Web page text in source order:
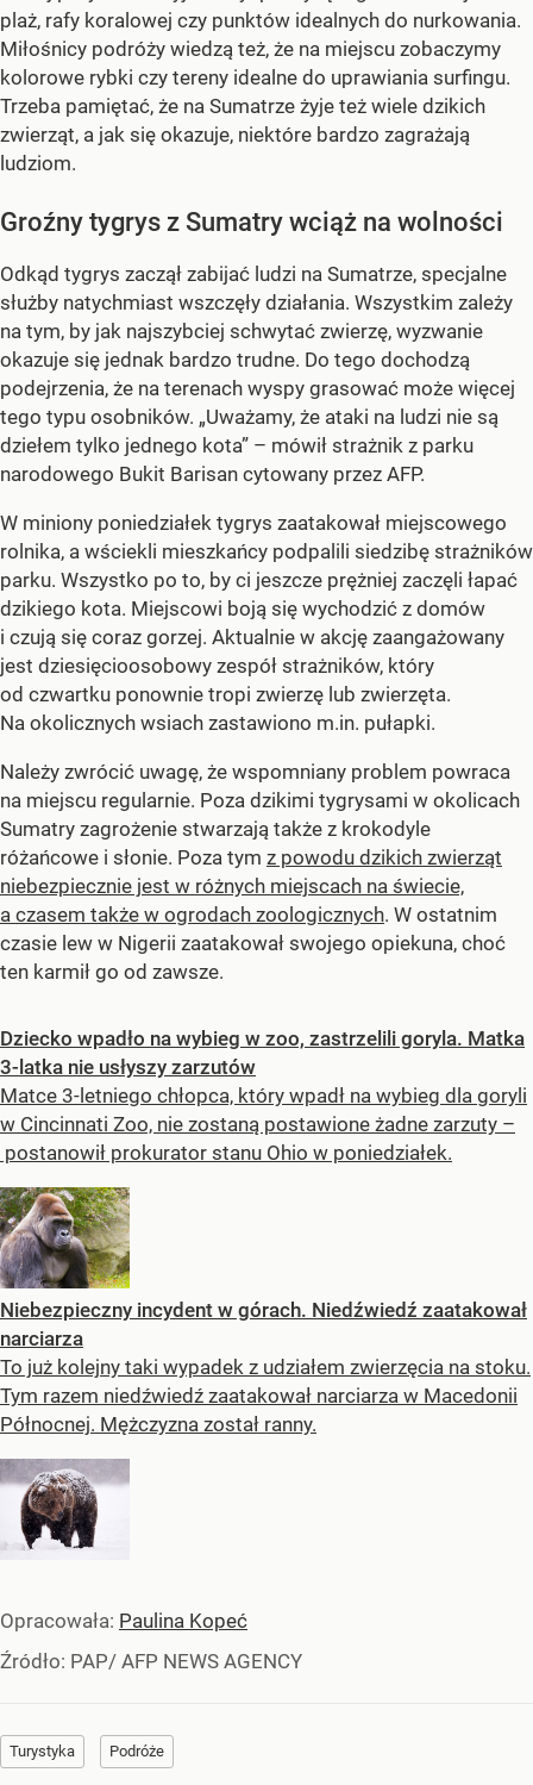
plaż, rafy koralowej czy punktów idealnych do nurkowania.
Miłośnicy podróży wiedzą też, że na miejscu zobaczymy
kolorowe rybki czy tereny idealne do uprawiania surfingu.
Trzeba pamiętać, że na Sumatrze żyje też wiele dzikich
zwierząt, a jak się okazuje, niektóre bardzo zagrażają
ludziom.
Groźny tygrys z Sumatry wciąż na wolności
Odkąd tygrys zaczął zabijać ludzi na Sumatrze, specjalne
służby natychmiast wszczęły działania. Wszystkim zależy
na tym, by jak najszybciej schwytać zwierzę, wyzwanie
okazuje się jednak bardzo trudne. Do tego dochodzą
podejrzenia, że na terenach wyspy grasować może więcej
tego typu osobników. „Uważamy, że ataki na ludzi nie są
dziełem tylko jednego kota” – mówił strażnik z parku
narodowego Bukit Barisan cytowany przez AFP.
W miniony poniedziałek tygrys zaatakował miejscowego
rolnika, a wściekli mieszkańcy podpalili siedzibę strażników
parku. Wszystko po to, by ci jeszcze prężniej zaczęli łapać
dzikiego kota. Miejscowi boją się wychodzić z domów
i czują się coraz gorzej. Aktualnie w akcję zaangażowany
jest dziesięcioosobowy zespół strażników, który
od czwartku ponownie tropi zwierzę lub zwierzęta.
Na okolicznych wsiach zastawiono m.in. pułapki.
Należy zwrócić uwagę, że wspomniany problem powraca
na miejscu regularnie. Poza dzikimi tygrysami w okolicach
Sumatry zagrożenie stwarzają także z krokodyle
różańcowe i słonie. Poza tym z powodu dzikich zwierząt
niebezpiecznie jest w różnych miejscach na świecie,
a czasem także w ogrodach zoologicznych. W ostatnim
czasie lew w Nigerii zaatakował swojego opiekuna, choć
ten karmił go od zawsze.
Dziecko wpadło na wybieg w zoo, zastrzelili goryla. Matka
3-latka nie usłyszy zarzutów
Matce 3-letniego chłopca, który wpadł na wybieg dla goryli
w Cincinnati Zoo, nie zostaną postawione żadne zarzuty –
postanowił prokurator stanu Ohio w poniedziałek.
Niebezpieczny incydent w górach. Niedźwiedź zaatakował
narciarza
To już kolejny taki wypadek z udziałem zwierzęcia na stoku.
Tym razem niedźwiedź zaatakował narciarza w Macedonii
Północnej. Mężczyzna został ranny.
Opracowała: Paulina Kopeć
Źródło: PAP/ AFP NEWS AGENCY
Turystyka Podróże